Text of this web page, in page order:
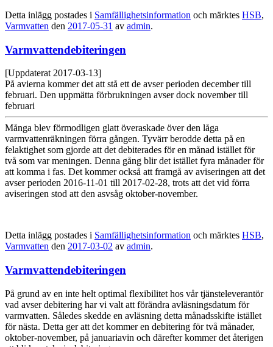
Detta inlägg postades i Samfällighetsinformation och märktes HSB,
Varmvatten den 2017-05-31 av admin.
Varmvattendebiteringen
[Uppdaterat 2017-03-13]
På avierna kommer det att stå ett de avser perioden december till
februari. Den uppmätta förbrukningen avser dock november till
februari
Många blev förmodligen glatt överaskade över den låga
varmvattenräkningen förra gången. Tyvärr berodde detta på en
felaktighet som gjorde att det debiterades för en månad istället för
två som var meningen. Denna gång blir det istället fyra månader för
att komma i fas. Det kommer också att framgå av aviseringen att det
avser perioden 2016-11-01 till 2017-02-28, trots att det vid förra
aviseringen stod att den asvsåg oktober-november.
Detta inlägg postades i Samfällighetsinformation och märktes HSB,
Varmvatten den 2017-03-02 av admin.
Varmvattendebiteringen
På grund av en inte helt optimal flexibilitet hos vår tjänsteleverantör
vad avser debitering har vi valt att förändra avläsningsdatum för
varmvatten. Således skedde en avläsning detta månadsskifte istället
för nästa. Detta ger att det kommer en debitering för två månader,
oktober-november, på januariavin och därefter kommer det återigen